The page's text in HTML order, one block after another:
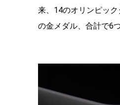
来、14のオリンピッ
の金メダル、合計で6